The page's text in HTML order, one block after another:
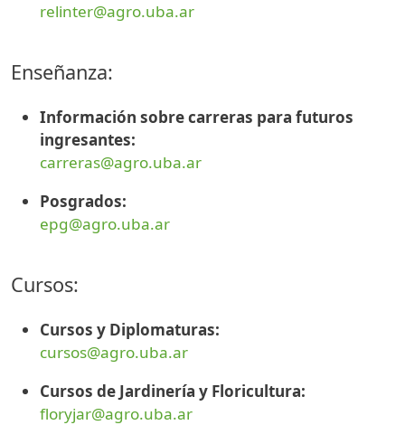
relinter@agro.uba.ar
Enseñanza:
Información sobre carreras para futuros
ingresantes:
carreras@agro.uba.ar
Posgrados:
epg@agro.uba.ar
Cursos:
Cursos y Diplomaturas:
cursos@agro.uba.ar
Cursos de Jardinería y Floricultura:
floryjar@agro.uba.ar